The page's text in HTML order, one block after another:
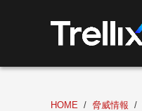
HOME 脅威情報